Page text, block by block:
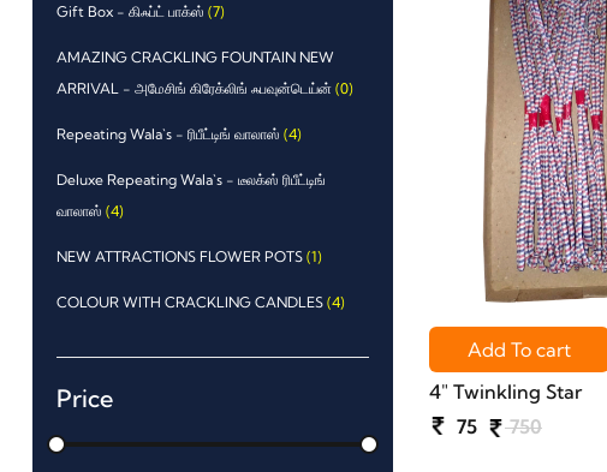
Gift Box - கிஃப்ட் பாக்ஸ் (7)
AMAZING CRACKLING FOUNTAIN NEW
ARRIVAL - அமேசிங் கிரேக்லிங் ஃபவுன்டெய்ன் (0)
Repeating Wala`s - ரிபீட்டிங் வாலாஸ் (4)
Deluxe Repeating Wala`s - டீலக்ஸ் ரிபீட்டிங்
வாலாஸ் (4)
NEW ATTRACTIONS FLOWER POTS (1)
COLOUR WITH CRACKLING CANDLES (4)
Price
Add To cart
4" Twinkling Star
75
750